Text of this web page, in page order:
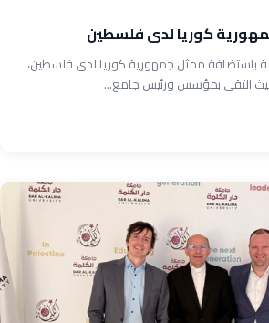
كوريا لدى فلسطين
باستضافة ممثل جمهورية كوريا لدى فلسطين،
التقى بمؤسس ورئيس جامع...